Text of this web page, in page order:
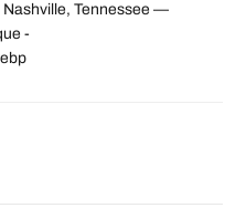
Tennessee —
-